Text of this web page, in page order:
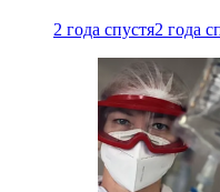
2 года спустя2 года